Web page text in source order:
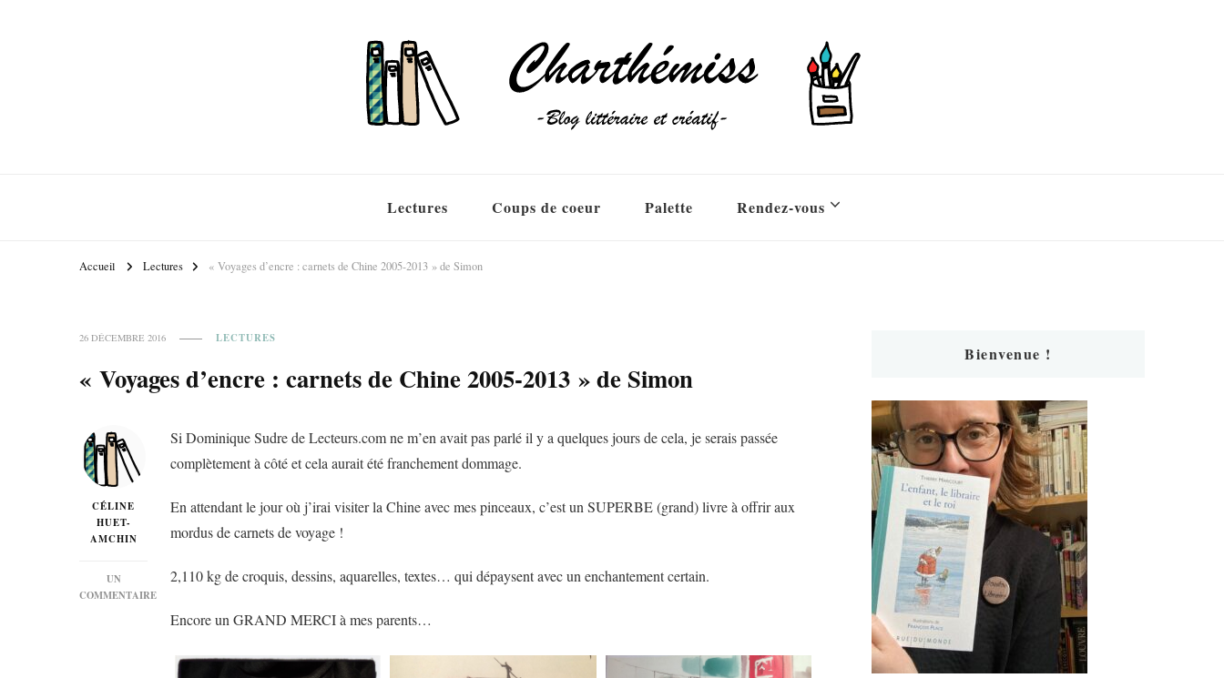
Lectures Coups de coeur Palette Rendez-vous
Accueil Lectures « Voyages d’encre : carnets de Chine 2005-2013 » de Simon
26 DÉCEMBRE 2016 LECTURES
« Voyages d’encre : carnets de Chine 2005-2013 » de Simon
CÉLINE
HUET-
AMCHIN
UN
COMMENTAIRE
Si Dominique Sudre de Lecteurs.com ne m’en avait pas parlé il y a quelques jours de cela, je serais passée
complètement à côté et cela aurait été franchement dommage.
En attendant le jour où j’irai visiter la Chine avec mes pinceaux, c’est un SUPERBE (grand) livre à offrir aux
mordus de carnets de voyage !
2,110 kg de croquis, dessins, aquarelles, textes… qui dépaysent avec un enchantement certain.
Encore un GRAND MERCI à mes parents…
Bienvenue !